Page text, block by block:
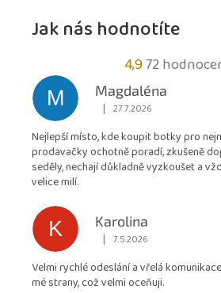
Jak nás hodnotíte
4,9Průměrné
hodnocení
obchodu
4,9
z
72
M
Magdaléna
Hodnocení obchodu je 5 z
| 27.7.2026
Nejlepší místo, kde koupit botky pro
prodavačky ochotně poradí, zkušeně
seděly, nechají důkladně vyzkoušet a
velice milí.
K
Karolina
Hodnocení obchodu je 5 z
| 7.5.2026
Velmi rychlé odeslání a vřelá
mé strany, což velmi oceňuji.